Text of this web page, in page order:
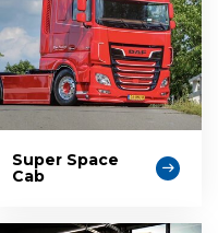
Super Space
Cab